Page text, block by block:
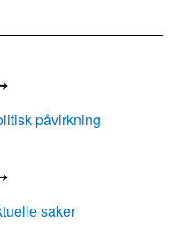
påvirkning
saker